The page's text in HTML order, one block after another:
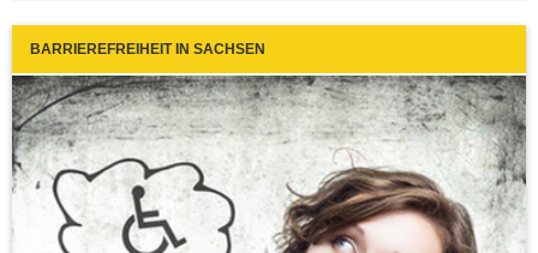
BARRIEREFREIHEIT IN SACHSEN